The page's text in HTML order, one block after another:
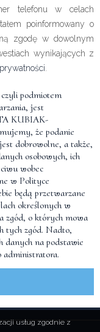
telefonu w celach
poinformowany o
zgodę w dowolnym
wynikających z
podmiotem
jest
KUBIAK-
że podanie
dobrowolne, a także,
osobowych, ich
wobec
w Polityce
będą przetwarzane
określonych w
zgód, o których mowa
tych zgód. Nadto,
danych na podstawie
administratora.
usług zgodnie z